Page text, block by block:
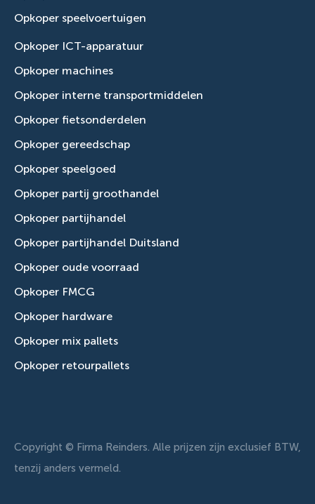
Opkoper speelvoertuigen
Opkoper ICT-apparatuur
Opkoper machines
Opkoper interne transportmiddelen
Opkoper fietsonderdelen
Opkoper gereedschap
Opkoper speelgoed
Opkoper partij groothandel
Opkoper partijhandel
Opkoper partijhandel Duitsland
Opkoper oude voorraad
Opkoper FMCG
Opkoper hardware
Opkoper mix pallets
Opkoper retourpallets
Copyright © Firma Reinders. Alle prijzen zijn exclusief BTW,
tenzij anders vermeld.